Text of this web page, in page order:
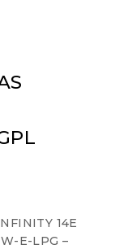
14E
E-LPG –